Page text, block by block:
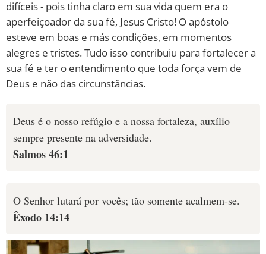
difíceis - pois tinha claro em sua vida quem era o
aperfeiçoador da sua fé, Jesus Cristo! O apóstolo
esteve em boas e más condições, em momentos
alegres e tristes. Tudo isso contribuiu para fortalecer a
sua fé e ter o entendimento que toda força vem de
Deus e não das circunstâncias.
Deus é o nosso refúgio e a nossa fortaleza, auxílio
sempre presente na adversidade.
Salmos 46:1
O Senhor lutará por vocês; tão somente acalmem-se.
Êxodo 14:14